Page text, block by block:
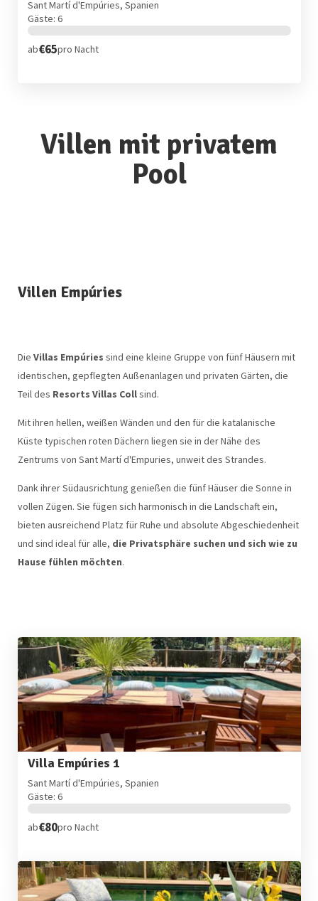
Sant Martí d'Empúries, Spanien
Gäste: 6
ab€65pro Nacht
Villen mit privatem
Pool
Villen Empúries
Die Villas Empúries sind eine kleine Gruppe von fünf Häusern mit
identischen, gepflegten Außenanlagen und privaten Gärten, die
Teil des Resorts Villas Collsind.
Mit ihren hellen, weißen Wänden und den für die katalanische
Küste typischen roten Dächern liegen sie in der Nähe des
Zentrums von Sant Martí d'Empuries, unweit des Strandes.
Dank ihrer Südausrichtung genießen die fünf Häuser die Sonne in
vollen Zügen. Sie fügen sich harmonisch in die Landschaft ein,
bieten ausreichend Platz für Ruhe und absolute Abgeschiedenheit
und sind ideal für alle, die Privatsphäre suchen und sich wie zu
Hause fühlen möchten.
Villa Empúries 1
Sant Martí d'Empúries, Spanien
Gäste: 6
ab€80pro Nacht